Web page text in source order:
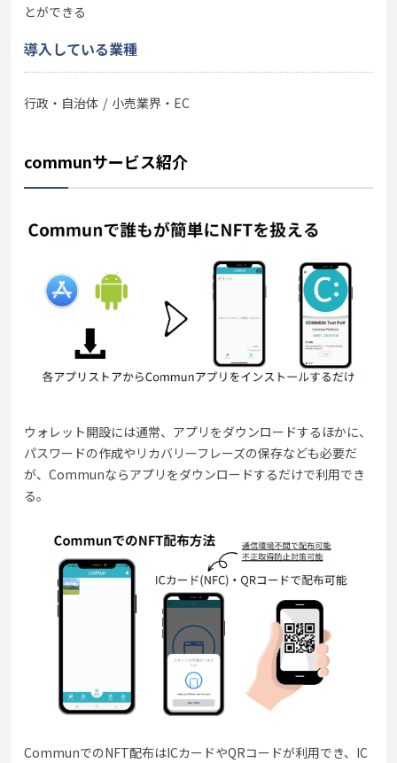
とができる
導入している業種
行政・自治体 小売業界・EC
communサービス紹介
ウォレット開設には通常、アプリをダウンロードするほかに、
パスワードの作成やリカバリーフレーズの保存なども必要だ
が、Communならアプリをダウンロードするだけで利用でき
る。
CommunでのNFT配布はICカードやQRコードが利用でき、IC